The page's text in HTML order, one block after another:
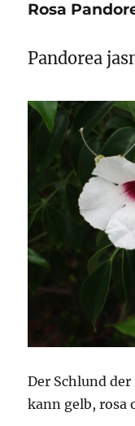
Rosa
Pandorea
Der Schlund
kann gelb, rosa